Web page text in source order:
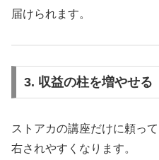
届けられます。
3. 収益の柱を増やせる
ストアカの講座だけに頼っ
右されやすくなります。